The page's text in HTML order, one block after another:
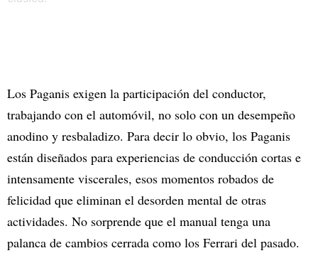
Los Paganis exigen la participación del conductor,
trabajando con el automóvil, no solo con un desempeño
anodino y resbaladizo. Para decir lo obvio, los Paganis
están diseñados para experiencias de conducción cortas e
intensamente viscerales, esos momentos robados de
felicidad que eliminan el desorden mental de otras
actividades. No sorprende que el manual tenga una
palanca de cambios cerrada como los Ferrari del pasado.